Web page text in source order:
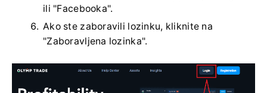
ili "Facebooka".
Ako ste zaboravili lozinku, kliknite na
"Zaboravljena lozinka".